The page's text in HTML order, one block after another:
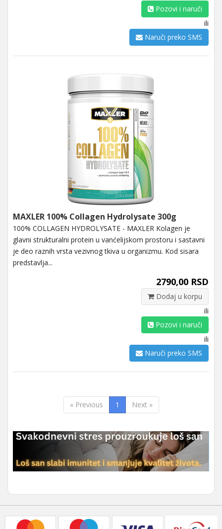
Pozovi i naruči
ili
Naruči preko SMS
MAXLER 100% Collagen Hydrolysate 300g
100% COLLAGEN HYDROLYSATE - MAXLER Kolagen je
glavni strukturalni protein u vanćelijskom prostoru i sastavni
je deo raznih vrsta vezivnog tkiva u organizmu. Kod sisara
predstavlja...
2790,00 RSD
Dodaj u korpu
ili
Pozovi i naruči
ili
Naruči preko SMS
« Previous 1 Next »